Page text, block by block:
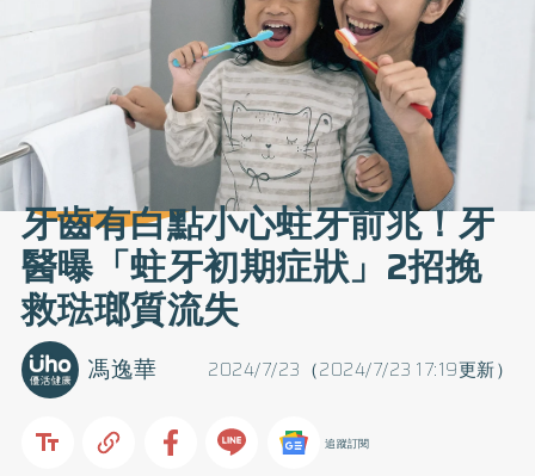
牙齒有白點小心蛀牙前兆！牙
醫曝「蛀牙初期症狀」2招挽
救琺瑯質流失
2024/7/23（2024/7/23 17:19更新）
馮逸華
追蹤訂閱